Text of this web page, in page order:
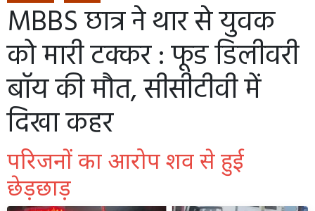
MBBS छात्र ने थार से युवक
को मारी टक्कर : फूड डिलीवरी
बॉय की मौत, सीसीटीवी में
दिखा कहर
परिजनों का आरोप शव से हुई
छेड़छाड़